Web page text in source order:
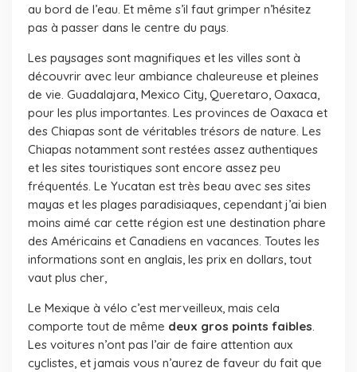
au bord de l’eau. Et même s’il faut grimper n’hésitez
pas à passer dans le centre du pays.
Les paysages sont magnifiques et les villes sont à
découvrir avec leur ambiance chaleureuse et pleines
de vie. Guadalajara, Mexico City, Queretaro, Oaxaca,
pour les plus importantes. Les provinces de Oaxaca et
des Chiapas sont de véritables trésors de nature. Les
Chiapas notamment sont restées assez authentiques
et les sites touristiques sont encore assez peu
fréquentés. Le Yucatan est très beau avec ses sites
mayas et les plages paradisiaques, cependant j’ai bien
moins aimé car cette région est une destination phare
des Américains et Canadiens en vacances. Toutes les
informations sont en anglais, les prix en dollars, tout
vaut plus cher,
Le Mexique à vélo c’est merveilleux, mais cela
comporte tout de même deux gros points faibles.
Les voitures n’ont pas l’air de faire attention aux
cyclistes, et jamais vous n’aurez de faveur du fait que